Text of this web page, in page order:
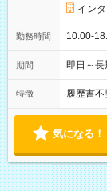
イン
勤務時間 10:00-
期間 即日～
特徴 履歴書不
気になる！